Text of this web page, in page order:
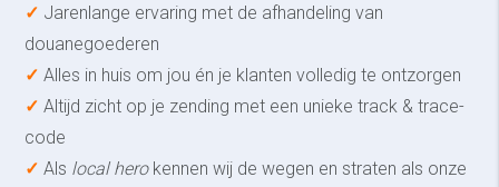
✓ Jarenlange ervaring met de afhandeling van
douanegoederen
✓Alles in huis om jou én je klanten volledig te ontzorgen
✓ Altijd zicht op je zending met een unieke track & trace-
code
✓ Als local hero kennen wij de wegen en straten als onze